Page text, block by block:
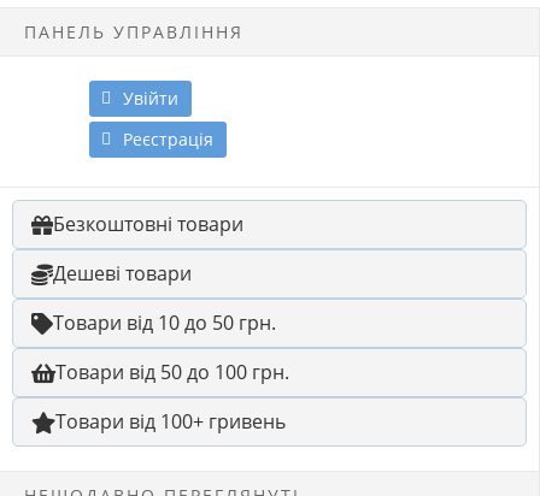
ПАНЕЛЬ УПРАВЛІННЯ
Увійти
Реєстрація
Безкоштовні товари
Дешеві товари
Товари від 10 до 50 грн.
Товари від 50 до 100 грн.
Товари від 100+ гривень